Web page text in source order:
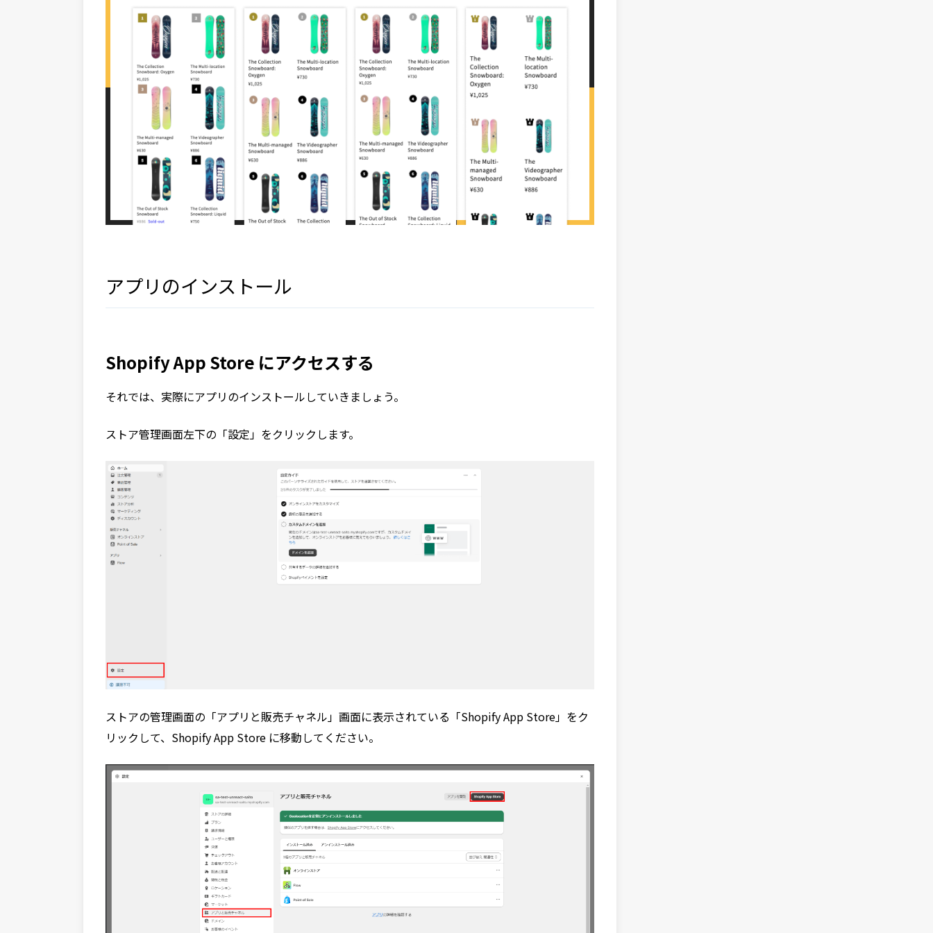
アプリのインストール
Shopify App Store にアクセスする
それでは、実際にアプリのインストールしていきましょう。
ストア管理画面左下の「設定」をクリックします。
ストアの管理画面の「アプリと販売チャネル」画面に表示されている「Shopify App Store」をク
リックして、Shopify App Store に移動してください。